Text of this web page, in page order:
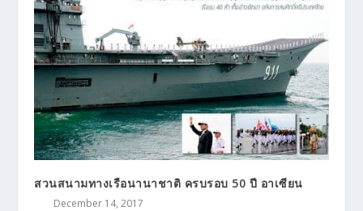
สวนสนามทางเรือนานาชาติ ครบรอบ 50 ปี อาเซียน
December 14, 2017